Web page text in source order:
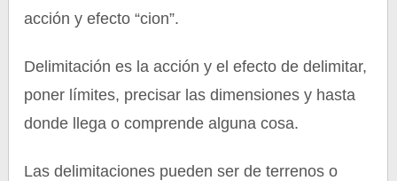
acción y efecto “cion”.
Delimitación es la acción y el efecto de delimitar,
poner límites, precisar las dimensiones y hasta
donde llega o comprende alguna cosa.
Las delimitaciones pueden ser de terrenos o